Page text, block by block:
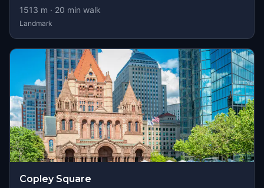
1513 m · 20 min walk
Landmark
Copley Square